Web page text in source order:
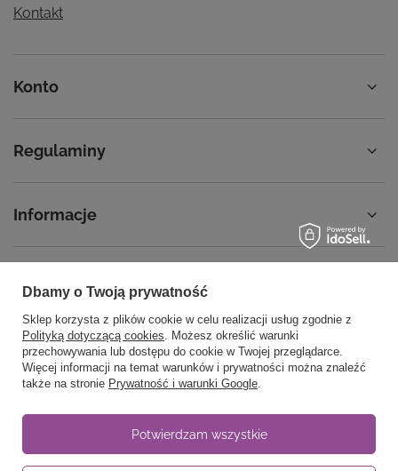
Kontakt
Konto
Regulaminy
Informacje
58 762 91 40
Poniedziałek - Piątek / 8:00 - 15:30
sklep@noyellow.pl
noyellow.pl,Wodnika 50,80-299Gdańsk
Stawki VAT dla konsumentów z kraju:
Dbamy o Twoją prywatność
Sklep korzysta z plików cookie w celu realizacji usług zgodnie z
Polityką dotyczącą cookies. Możesz określić warunki
przechowywania lub dostępu do cookie w Twojej przeglądarce.
Więcej informacji na temat warunków i prywatności można znaleźć
także na stronie Prywatność i warunki Google.
Potwierdzam wszystkie